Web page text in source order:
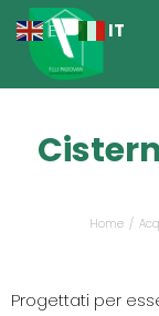
Tu sei qui:Home
Progettati per
EN IT